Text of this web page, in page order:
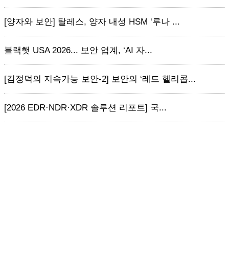
[양자와 보안] 탈레스, 양자 내성 HSM ‘루나 ...
블랙햇 USA 2026... 보안 업계, ‘AI 자...
[김정덕의 지속가능 보안-2] 보안의 ‘레드 헬리콥...
[2026 EDR·NDR·XDR 솔루션 리포트] 국...